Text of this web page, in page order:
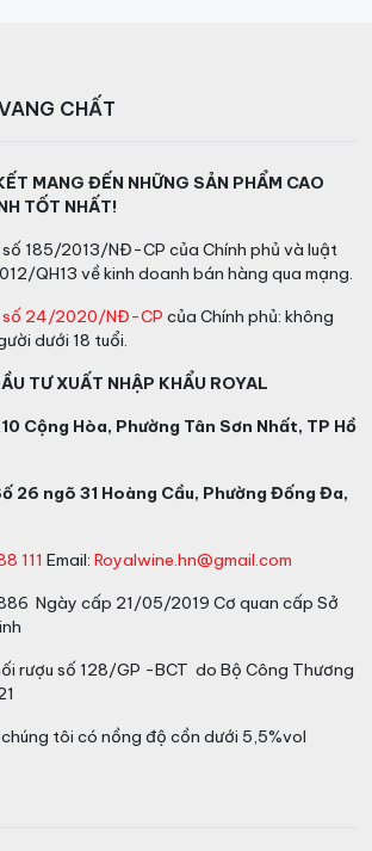
CHẤT
MANG ĐẾN NHỮNG SẢN PHẨM CAO
TỐT NHẤT!
số 185/2013/NĐ-CP của Chính phủ và luật
QH13 về kinh doanh bán hàng qua mạng.
số 24/2020/NĐ-CP của Chính phủ: không
dưới 18 tuổi.
TƯ XUẤT NHẬP KHẨU ROYAL
Cộng Hòa, Phường Tân Sơn Nhất, TP Hồ
26 ngõ 31 Hoàng Cầu, Phường Đống Đa,
111 Email: Royalwine.hn@gmail.com
Ngày cấp 21/05/2019 Cơ quan cấp Sở
rượu số 128/GP -BCT do Bộ Công Thương
tôi có nồng độ cồn dưới 5,5%vol